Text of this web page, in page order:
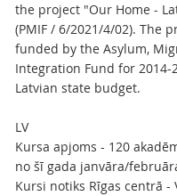
the project "Our Home -
(PMIF / 6/2021/4/02). The
funded by the Asylum,
Integration Fund for 2014-
Latvian state budget.
LV
Kursa apjoms - 120
no šī gada janvāra/
Kursi notiks Rīgas centrā -